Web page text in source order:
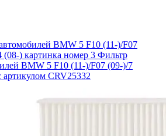
BMW 5 F10 (11-)/F07
(08-) картинка номер 3 Фильтр
BMW 5 F10 (11-)/F07 (09-)/7
артикулом CRV25332